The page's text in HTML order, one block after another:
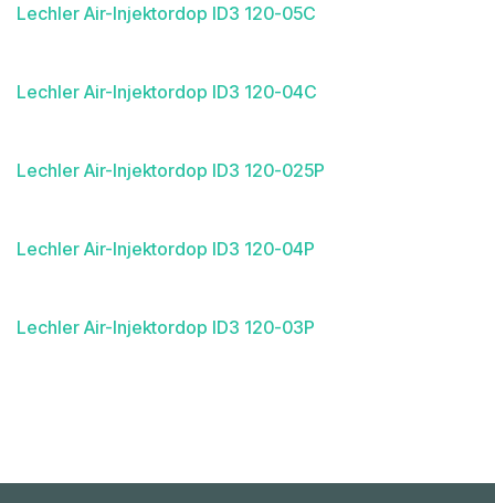
Lechler Air-Injektordop ID3 120-05C
Lechler Air-Injektordop ID3 120-04C
Lechler Air-Injektordop ID3 120-025P
Lechler Air-Injektordop ID3 120-04P
Lechler Air-Injektordop ID3 120-03P